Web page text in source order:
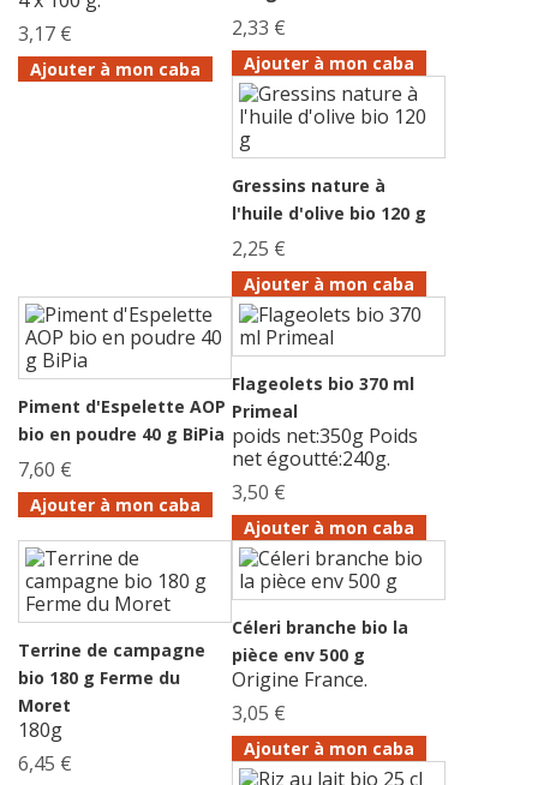
3,17 €
Ajouter à mon caba
2,33 €
Ajouter à mon caba
Gressins nature à
l'huile d'olive bio 120 g
2,25 €
Ajouter à mon caba
Piment d'Espelette AOP
bio en poudre 40 g BiPia
7,60 €
Ajouter à mon caba
Flageolets bio 370 ml
Primeal
poids net:350g Poids
net égoutté:240g.
3,50 €
Ajouter à mon caba
Terrine de campagne
bio 180 g Ferme du
Moret
180g
6,45 €
Céleri branche bio la
pièce env 500 g
Origine France.
3,05 €
Ajouter à mon caba